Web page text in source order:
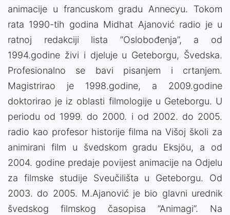
animacije u francuskom gradu Annecyu. Tokom
rata 1990-tih godina Midhat Ajanović radio je u
ratnoj redakciji lista ”Oslobođenja”, a od
1994.godine živi i djeluje u Geteborgu, Švedska.
Profesionalno se bavi pisanjem i crtanjem.
Magistrirao je 1998.godine, a 2009.godine
doktorirao je iz oblasti filmologije u Geteborgu. U
periodu od 1999. do 2000. i od 2002. do 2005.
radio kao profesor historije filma na Višoj školi za
animirani film u švedskom gradu Eksjöu, a od
2004. godine predaje povijest animacije na Odjelu
za filmske studije Sveučilišta u Geteborgu. Od
2003. do 2005. M.Ajanović je bio glavni urednik
švedskog filmskog časopisa ”Animagi”. Na